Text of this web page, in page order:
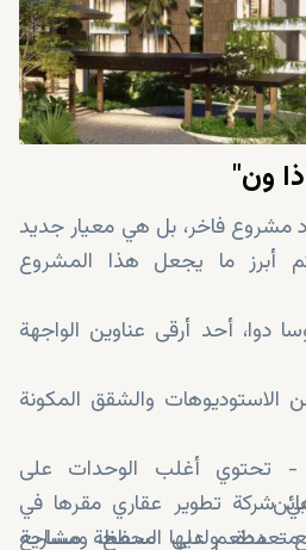
ون"
فاخر، بل هي معيار جديد
أبرز ما يجعل هذا المشروع
أحد أرقى عناوين الواجهة
والشقق المكونة
تحتوي أغلب الوحدات على
- مطعم على السطح، ومساحة
شركة تطوير عقاري مقرها في
ولديها محفظة مشاريع